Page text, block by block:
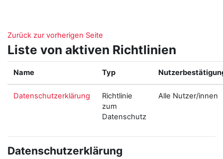
Zurück zur vorherigen Seite
Liste von aktiven Richtlinien
Name Typ
Datenschutzerklärung
Richtlinie
zum
Datenschutz
Alle Nutzer/innen
Datenschutzerklärung